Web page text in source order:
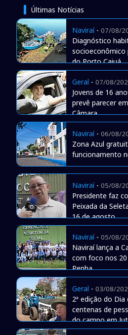
Últimas Notícias
Naviraí- 07/08/
Diagnóstico
do Porto Caiuá
Geral - 07/08/
Jovens de 16
prevê parecer
Câmara
Naviraí- 06/08/
Zona Azul
funcionamento
Naviraí- 05/08/
Presidente faz
Peixada da
16 de agosto
Naviraí- 05/08/
Naviraí lança a
com foco nos
Penha
Geral - 03/08/
2ª edição do
centenas de
do campo em